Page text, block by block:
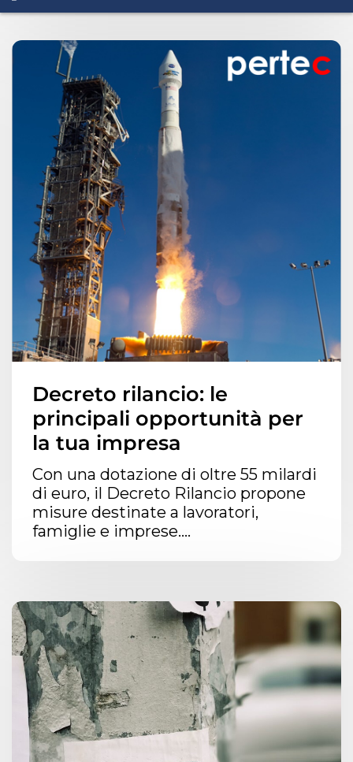
Decreto rilancio: le
principali opportunità per
la tua impresa
Con una dotazione di oltre 55 milardi
di euro, il Decreto Rilancio propone
misure destinate a lavoratori,
famiglie e imprese....